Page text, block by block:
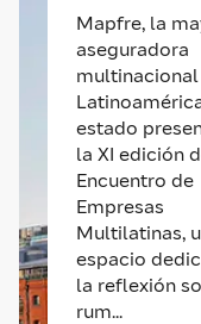
Mapfre, la
aseguradora
estado
la XI edición
Encuentro de
Empresas
Multilatinas,
espacio
la reflexión
rum...